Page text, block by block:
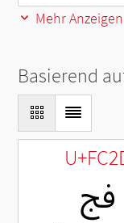
Mehr Anzeigen
Basierend
ﰭ